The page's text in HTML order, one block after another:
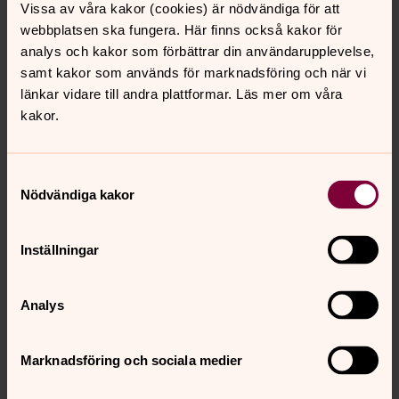
Vissa av våra kakor (cookies) är nödvändiga för att
webbplatsen ska fungera. Här finns också kakor för
analys och kakor som förbättrar din användarupplevelse,
samt kakor som används för marknadsföring och när vi
länkar vidare till andra plattformar. Läs mer om våra
kakor.
Nödvändiga kakor
Inställningar
Analys
Marknadsföring och sociala medier
Vi erbjuder en trevlig församlingsslokal i anslutning till
Stefanskyrkan för efterföljande begravningskaffe;
Stefanssalen(Frejgatan 31).
Konfirmation handlar om tro, hopp och kärlek. Precis
som livet. Vad är viktigt i ditt liv? Vad är kärlek och
vänskap, gott och ont? Vilket ansvar har vi för världen
Är konfirmanden inte är döpt, sker dopet under
konfirmationsläsningen. Är konfirmanden döpt i annan
kyrkas ordning, ska vederbörande (utan att döpas på
nytt) träda in i Svenska kyrkan innan konfirmationen.
komfirmationsgudstjänsten:Konfirmandkåpor, präst,